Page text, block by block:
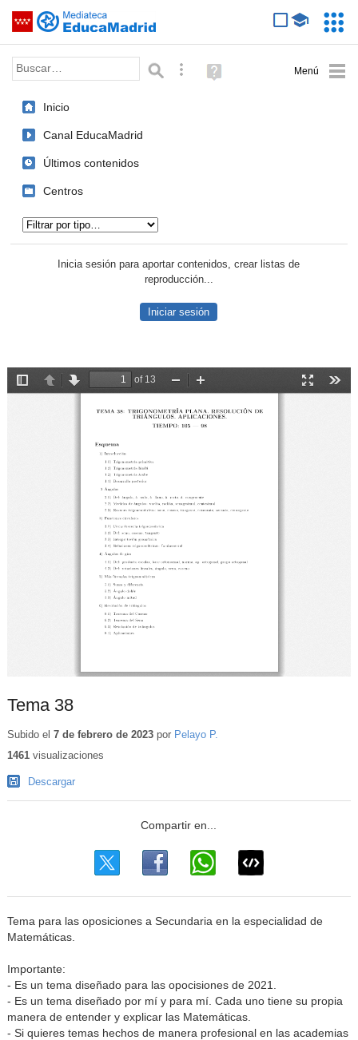
Saltar navegación
Palabra o frase: Búsqueda avanzada
Ayuda
(en
Inicio
Canal EducaMadrid
Últimos contenidos
Centros
Inicia sesión para aportar contenidos, crear listas de
reproducción...
Iniciar sesión
Tema 38
Subido el 7 de febrero de 2023por Pelayo P.
1461visualizaciones
Descargar
Tema para las oposiciones a Secundaria en la especialidad de
Matemáticas.
Importante:
- Es un tema diseñado para las opocisiones de 2021.
- Es un tema diseñado por mí y para mí. Cada uno tiene su propia
manera de entender y explicar las Matemáticas.
- Si quieres temas hechos de manera profesional en las academias